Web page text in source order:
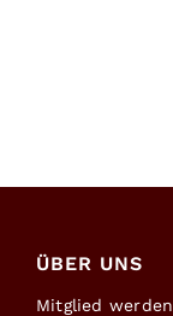
ÜBER UNS
Mitglied werden